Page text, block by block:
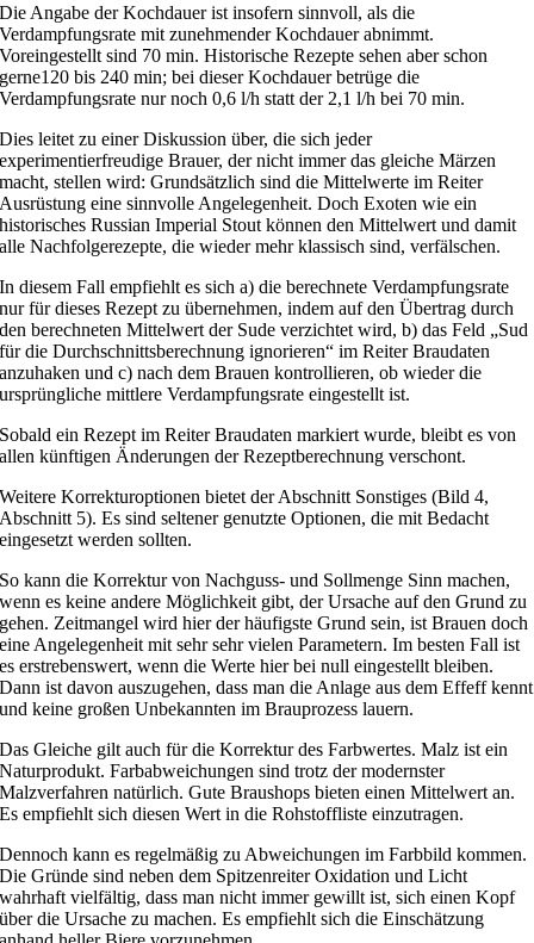
Die Angabe der Kochdauer ist insofern sinnvoll, als die
Verdampfungsrate mit zunehmender Kochdauer abnimmt.
Voreingestellt sind 70 min. Historische Rezepte sehen aber schon
gerne120 bis 240 min; bei dieser Kochdauer betrüge die
Verdampfungsrate nur noch 0,6 l/h statt der 2,1 l/h bei 70 min.
Dies leitet zu einer Diskussion über, die sich jeder
experimentierfreudige Brauer, der nicht immer das gleiche Märzen
macht, stellen wird: Grundsätzlich sind die Mittelwerte im Reiter
Ausrüstung eine sinnvolle Angelegenheit. Doch Exoten wie ein
historisches Russian Imperial Stout können den Mittelwert und damit
alle Nachfolgerezepte, die wieder mehr klassisch sind, verfälschen.
In diesem Fall empfiehlt es sich a) die berechnete Verdampfungsrate
nur für dieses Rezept zu übernehmen, indem auf den Übertrag durch
den berechneten Mittelwert der Sude verzichtet wird, b) das Feld „Sud
für die Durchschnittsberechnung ignorieren“ im Reiter Braudaten
anzuhaken und c) nach dem Brauen kontrollieren, ob wieder die
ursprüngliche mittlere Verdampfungsrate eingestellt ist.
Sobald ein Rezept im Reiter Braudaten markiert wurde, bleibt es von
allen künftigen Änderungen der Rezeptberechnung verschont.
Weitere Korrekturoptionen bietet der Abschnitt Sonstiges (Bild 4,
Abschnitt 5). Es sind seltener genutzte Optionen, die mit Bedacht
eingesetzt werden sollten.
So kann die Korrektur von Nachguss- und Sollmenge Sinn machen,
wenn es keine andere Möglichkeit gibt, der Ursache auf den Grund zu
gehen. Zeitmangel wird hier der häufigste Grund sein, ist Brauen doch
eine Angelegenheit mit sehr sehr vielen Parametern. Im besten Fall ist
es erstrebenswert, wenn die Werte hier bei null eingestellt bleiben.
Dann ist davon auszugehen, dass man die Anlage aus dem Effeff kennt
und keine großen Unbekannten im Brauprozess lauern.
Das Gleiche gilt auch für die Korrektur des Farbwertes. Malz ist ein
Naturprodukt. Farbabweichungen sind trotz der modernster
Malzverfahren natürlich. Gute Braushops bieten einen Mittelwert an.
Es empfiehlt sich diesen Wert in die Rohstoffliste einzutragen.
Dennoch kann es regelmäßig zu Abweichungen im Farbbild kommen.
Die Gründe sind neben dem Spitzenreiter Oxidation und Licht
wahrhaft vielfältig, dass man nicht immer gewillt ist, sich einen Kopf
über die Ursache zu machen. Es empfiehlt sich die Einschätzung